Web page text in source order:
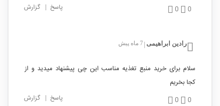
0
0 پاسخ | گزارش
رادین ابراهیمی 7 ماه پیش
سلام برای خرید منبع تغذیه مناسب این چی پیشنهاد میدید و از
کجا بخریم
0
0 پاسخ | گزارش